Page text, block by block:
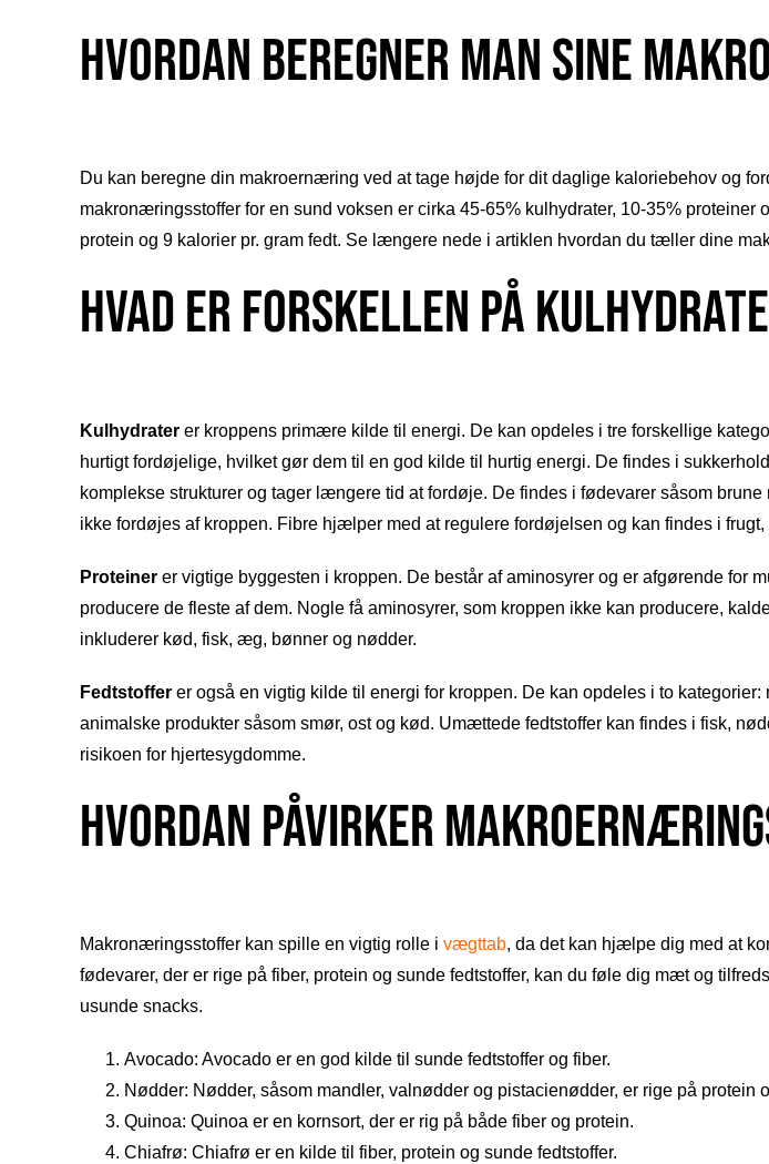
Hvordan beregner man sine
Du kan beregne din makroernæring ved at tage højde for dit daglige kaloriebehov og
makronæringsstoffer for en sund voksen er cirka 45-65% kulhydrater, 10-35%
protein og 9 kalorier pr. gram fedt. Se længere nede i artiklen hvordan du tæller dine
Hvad er forskellen på
Kulhydraterer kroppens primære kilde til energi. De kan opdeles i tre forskellige
hurtigt fordøjelige, hvilket gør dem til en god kilde til hurtig energi. De findes i
komplekse strukturer og tager længere tid at fordøje. De findes i fødevarer såsom
ikke fordøjes af kroppen. Fibre hjælper med at regulere fordøjelsen og kan findes i
Proteinerer vigtige byggesten i kroppen. De består af aminosyrer og er afgørende for
producere de fleste af dem. Nogle få aminosyrer, som kroppen ikke kan producere,
inkluderer kød, fisk, æg, bønner og nødder.
Fedtstofferer også en vigtig kilde til energi for kroppen. De kan opdeles i to
animalske produkter såsom smør, ost og kød. Umættede fedtstoffer kan findes i fisk,
risikoen for hjertesygdomme.
Hvordan påvirker
Makronæringsstoffer kan spille en vigtig rolle i vægttab, da det kan hjælpe dig med at
fødevarer, der er rige på fiber, protein og sunde fedtstoffer, kan du føle dig mæt og
usunde snacks.
Avocado: Avocado er en god kilde til sunde fedtstoffer og fiber.
Nødder: Nødder, såsom mandler, valnødder og pistacienødder, er rige på protein
Quinoa: Quinoa er en kornsort, der er rig på både fiber og protein.
Chiafrø: Chiafrø er en kilde til fiber, protein og sunde fedtstoffer.